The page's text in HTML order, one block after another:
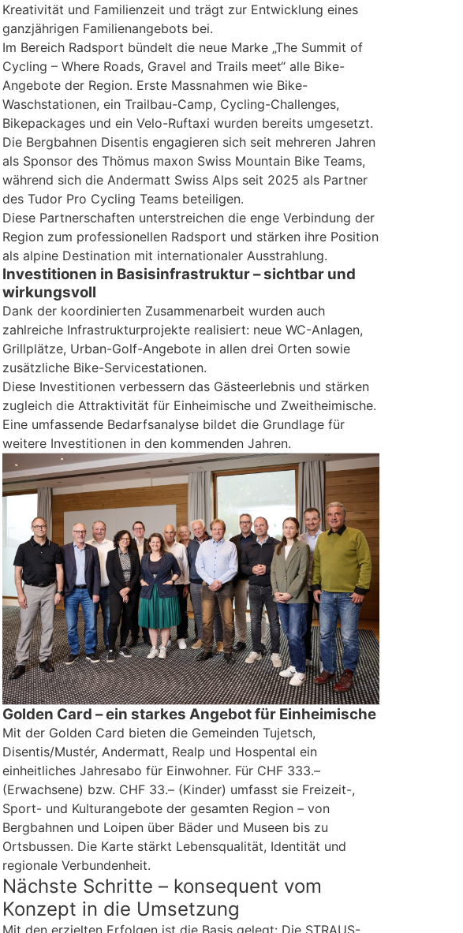
Kreativität und Familienzeit und trägt zur Entwicklung eines
ganzjährigen Familienangebots bei.
Im Bereich Radsport bündelt die neue Marke „The Summit of
Cycling – Where Roads, Gravel and Trails meet“ alle Bike-
Angebote der Region. Erste Massnahmen wie Bike-
Waschstationen, ein Trailbau-Camp, Cycling-Challenges,
Bikepackages und ein Velo-Ruftaxi wurden bereits umgesetzt.
Die Bergbahnen Disentis engagieren sich seit mehreren Jahren
als Sponsor des Thömus maxon Swiss Mountain Bike Teams,
während sich die Andermatt Swiss Alps seit 2025 als Partner
des Tudor Pro Cycling Teams beteiligen.
Diese Partnerschaften unterstreichen die enge Verbindung der
Region zum professionellen Radsport und stärken ihre Position
als alpine Destination mit internationaler Ausstrahlung.
Investitionen in Basisinfrastruktur – sichtbar und
wirkungsvoll
Dank der koordinierten Zusammenarbeit wurden auch
zahlreiche Infrastrukturprojekte realisiert: neue WC-Anlagen,
Grillplätze, Urban-Golf-Angebote in allen drei Orten sowie
zusätzliche Bike-Servicestationen.
Diese Investitionen verbessern das Gästeerlebnis und stärken
zugleich die Attraktivität für Einheimische und Zweitheimische.
Eine umfassende Bedarfsanalyse bildet die Grundlage für
weitere Investitionen in den kommenden Jahren.
Golden Card – ein starkes Angebot für Einheimische
Mit der Golden Card bieten die Gemeinden Tujetsch,
Disentis/Mustér, Andermatt, Realp und Hospental ein
einheitliches Jahresabo für Einwohner. Für CHF 333.–
(Erwachsene) bzw. CHF 33.– (Kinder) umfasst sie Freizeit-,
Sport- und Kulturangebote der gesamten Region – von
Bergbahnen und Loipen über Bäder und Museen bis zu
Ortsbussen. Die Karte stärkt Lebensqualität, Identität und
regionale Verbundenheit.
Nächste Schritte – konsequent vom
Konzept in die Umsetzung